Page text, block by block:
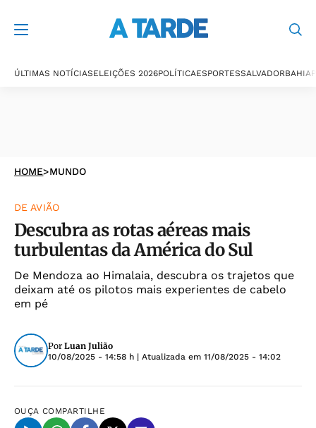
ÚLTIMAS NOTÍCIASELEIÇÕES 2026POLÍTICAESPORTESSALVADORBAHIA
HOME>MUNDO
DE AVIÃO
Descubra as rotas aéreas mais
turbulentas da América do Sul
De Mendoza ao Himalaia, descubra os trajetos que
deixam até os pilotos mais experientes de cabelo
em pé
Por Luan Julião
10/08/2025 - 14:58 h | Atualizada em 11/08/2025 - 14:02
OUÇA COMPARTILHE